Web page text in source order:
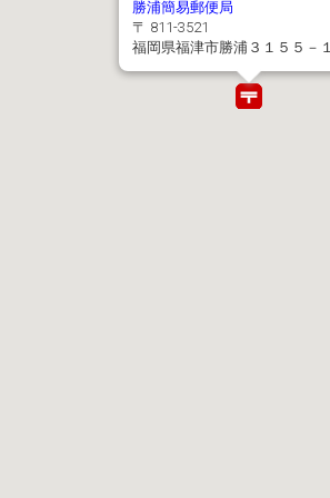
勝浦簡易郵便局
〒 811-3521
福岡県福津市勝浦３１５５－１